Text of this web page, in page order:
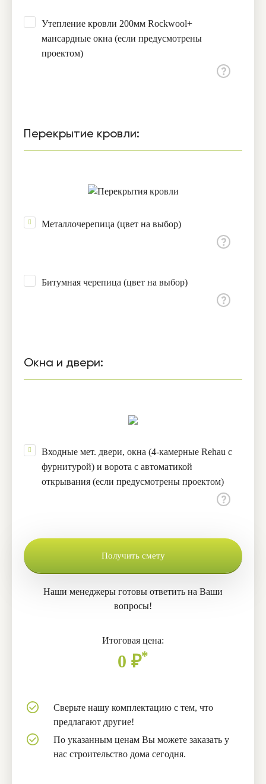
Утепление кровли 200мм Rockwool+
мансардные окна (если предусмотрены
проектом)
Перекрытие кровли:
Металлочерепица (цвет на выбор)
Битумная черепица (цвет на выбор)
Окна и двери:
Входные мет. двери, окна (4-камерные Rehau с
фурнитурой) и ворота с автоматикой
открывания (если предусмотрены проектом)
Получить смету
Наши менеджеры готовы ответить на Ваши
вопросы!
Итоговая цена:
0 ₽*
Сверьте нашу комплектацию с тем, что
предлагают другие!
По указанным ценам Вы можете заказать у
нас строительство дома сегодня.